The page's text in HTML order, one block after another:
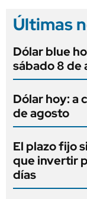
Últimas
Dólar blue
sábado 8 de
Dólar hoy: a
de agosto
El plazo fijo
que invertir
días